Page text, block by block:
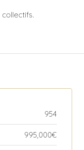
954
995,000€